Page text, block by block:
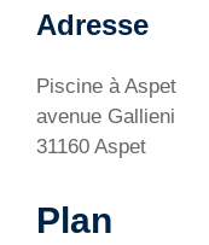
Adresse
Piscine à Aspet
avenue Gallieni
31160 Aspet
Plan